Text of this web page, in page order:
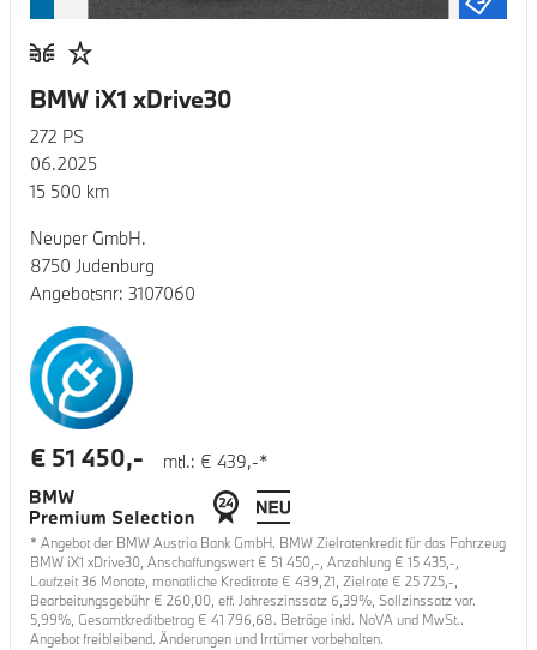
BMW iX1 xDrive30
272 PS
06.2025
15 500 km
Neuper GmbH.
8750 Judenburg
Angebotsnr: 3107060
mtl.: € 439,-*
€ 51 450,-
* Angebot der BMW Austria Bank GmbH. BMW Zielratenkredit für das Fahrzeug
BMW iX1 xDrive30, Anschaffungswert € 51 450,-, Anzahlung € 15 435,-,
Laufzeit36 Monate, monatliche Kreditrate € 439,21, Zielrate € 25 725,-,
Bearbeitungsgebühr € 260,00, eff. Jahreszinssatz 6,39%, Sollzinssatz var.
5,99%, Gesamtkreditbetrag € 41 796,68. Beträge inkl. NoVA und MwSt..
Angebot freibleibend. Änderungen und Irrtümer vorbehalten.